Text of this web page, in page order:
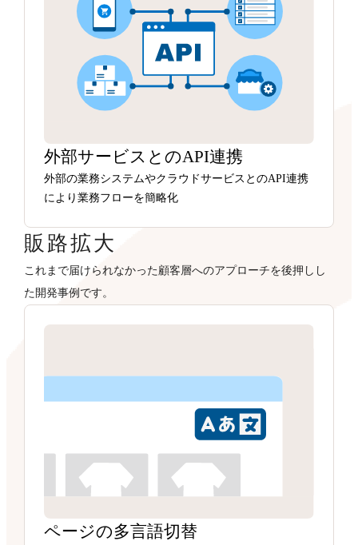
外部サービスとのAPI連携
外部の業務システムやクラウドサービスとのAPI連携
により業務フローを簡略化
販路拡大
これまで届けられなかった顧客層へのアプローチを後押しし
た開発事例です。
ページの多言語切替